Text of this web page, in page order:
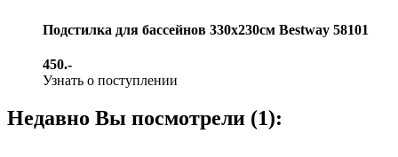
Подстилка для бассейнов 330х230см Bestway 58101
450.-
Узнать о поступлении
Недавно Вы посмотрели (1):